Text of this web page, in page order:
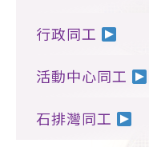
行政同工
活動中心同工
石排灣同工